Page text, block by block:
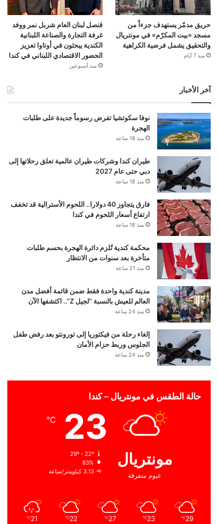
حريق مدمّر يستهدف جزءاً من
مسجد «بيت المكرّم» في مونتريال
والتحقيق يشمل فرضية الكراهية
منذ 7 أيام
قنصل لبنان العام شربل نمر ووفد
غرفة التجارة والصناعة اللبنانية
الكندية يبحثون في أوتاوا تعزيز
الحضور الاقتصادي اللبناني في كندا
منذ أسبوعين
آخر الأخبار
نوفا سكوتشيا تفرض رسوماً جديدة على طلبات
الهجرة
منذ 18 ساعة
طيران كندا وشركات طيران عالمية تعلق رحلاتها إلى
دبي حتى عام 2027
منذ 18 ساعة
فارق يتجاوز 40 دولارا.. اللحوم الأسترالية قد تخفف
ارتفاع أسعار اللحوم في كندا
منذ 18 ساعة
محكمة كندية تُلزم دائرة الهجرة بحسم طلبات
متأخرة بعد سنوات من الانتظار
منذ 21 ساعة
مدينة كندية واحدة فقط ضمن قائمة أفضل مدن
العالم للعيش بالنسبة “لجيل Z”.. اكتشفها الآن
منذ 24 ساعة
إلغاء رحلة من فيكتوريا إلى تورونتو بعد رفض طفل
الجلوس وربط حزام الأمان
منذ 24 ساعة
حالة الطقس في مونتريال – كندا
مونتريال
غيوم متفرقة
23
℃
29º - 22º
83%
3.13 كيلومتر/ساعة
29
℃
23
℃
27
℃
22
℃
21
℃